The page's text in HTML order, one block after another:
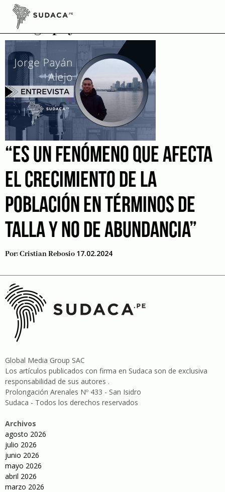
Skip
contentJorge payan
“ES UN FENÓMENO QUE AFECTA
EL CRECIMIENTO DE LA
POBLACIÓN EN TÉRMINOS DE
TALLA Y NO DE ABUNDANCIA”
Por:Cristian Rebosio 17.02.2024
Global Media Group SAC
Los artículos publicados con firma en Sudaca son de exclusiva
responsabilidad de sus autores .
Prolongación Arenales Nº 433 - San Isidro
Sudaca - Todos los derechos reservados
Archivos
agosto 2026
julio 2026
junio 2026
mayo 2026
abril 2026
marzo 2026